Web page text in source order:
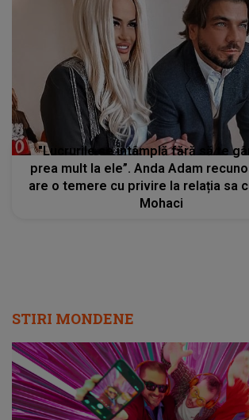
"Lucrurile se întâmplă fără să te
prea mult la ele”. Anda Adam
are o temere cu privire la relația sa
Mohaci
STIRI MONDENE